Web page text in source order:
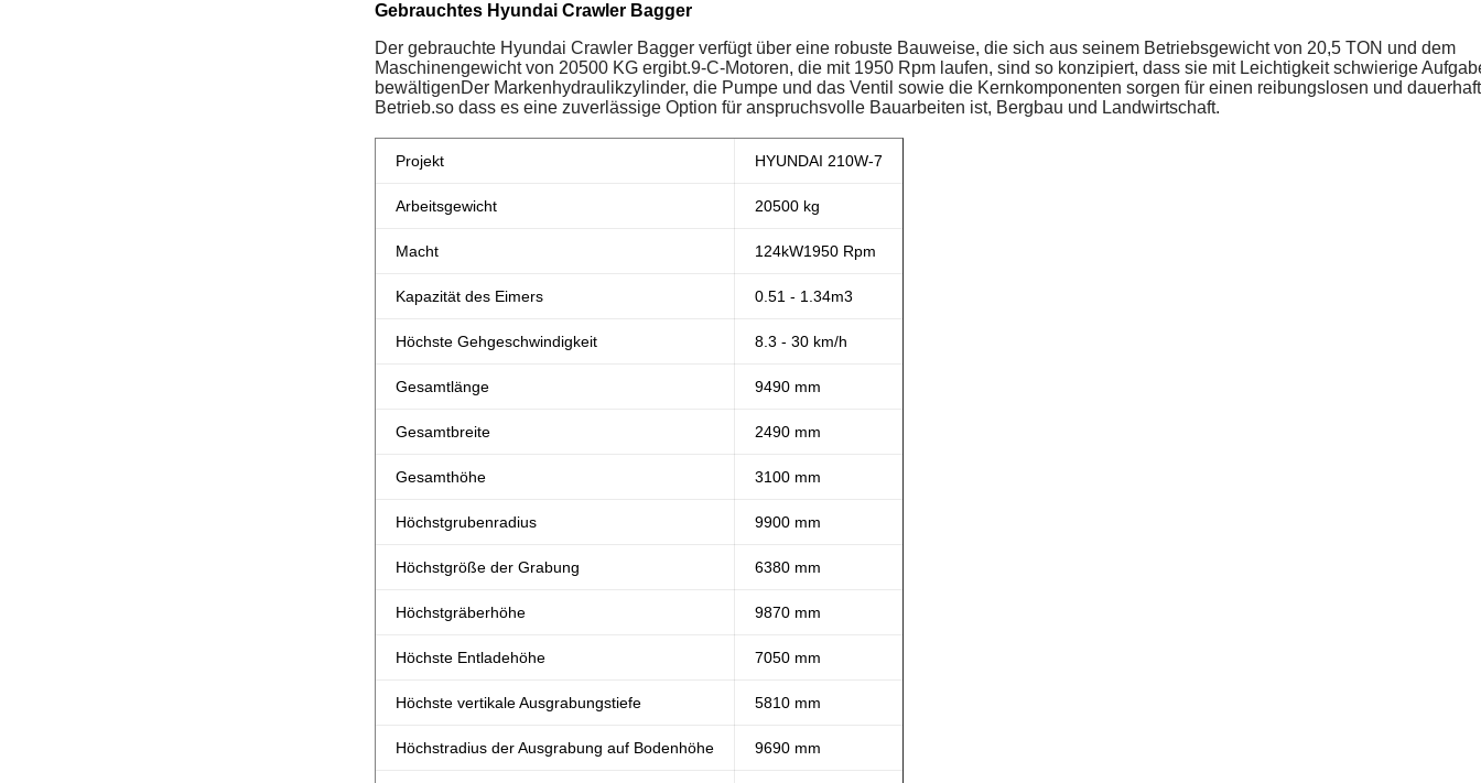
Gebrauchtes Hyundai Crawler Bagger
Der gebrauchte Hyundai Crawler Bagger verfügt über eine robuste Bauweise, die sich aus seinem Betriebsgewicht von 20,5 TON und dem
Maschinengewicht von 20500 KG ergibt.9-C-Motoren, die mit 1950 Rpm laufen, sind so konzipiert, dass sie mit Leichtigkeit schwierige
bewältigenDer Markenhydraulikzylinder, die Pumpe und das Ventil sowie die Kernkomponenten sorgen für einen reibungslosen und
Betrieb.so dass es eine zuverlässige Option für anspruchsvolle Bauarbeiten ist, Bergbau und Landwirtschaft.
Projekt HYUNDAI 210W-7
Arbeitsgewicht 20500 kg
Macht 124kW1950 Rpm
Kapazität des Eimers 0.51 - 1.34m3
Höchste Gehgeschwindigkeit 8.3 - 30 km/h
Gesamtlänge 9490 mm
Gesamtbreite 2490 mm
Gesamthöhe 3100 mm
Höchstgrubenradius 9900 mm
Höchstgröße der Grabung 6380 mm
Höchstgräberhöhe 9870 mm
Höchste Entladehöhe 7050 mm
Höchste vertikale Ausgrabungstiefe 5810 mm
Höchstradius der Ausgrabung auf Bodenhöhe 9690 mm